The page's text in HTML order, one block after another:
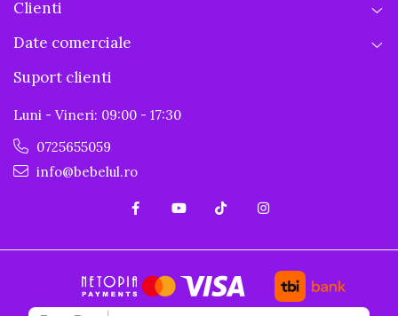
Clienti
Date comerciale
Suport clienti
Luni - Vineri: 09:00 - 17:30
0725655059
info@bebelul.ro